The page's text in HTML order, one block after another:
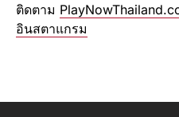
ติดตาม
อินสตาแกรม